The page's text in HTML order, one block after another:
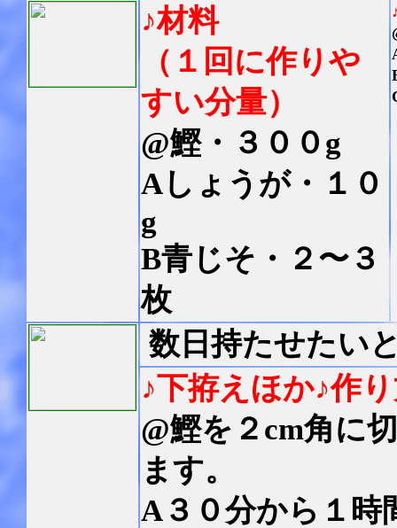
♪材料
（ １回に作りや
すい分量）
@鰹・３００g
Aしょうが・１０
g
B青じそ・２〜３
枚
数日持たせたい
♪下拵えほか♪作
@鰹を２cm角に
ます。
A３０分から１時